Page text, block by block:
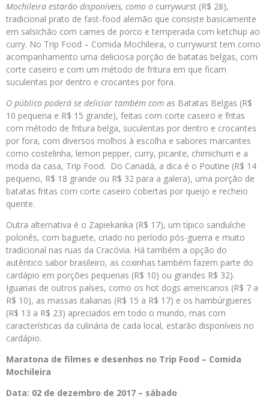
Mochileira estarão disponíveis, como o currywurst (R$ 28),
tradicional prato de fast-food alemão que consiste basicamente
em salsichão com carnes de porco e temperada com ketchup ao
curry. No Trip Food – Comida Mochileira, o currywurst tem como
acompanhamento uma deliciosa porção de batatas belgas, com
corte caseiro e com um método de fritura em que ficam
suculentas por dentro e crocantes por fora.
O público poderá se deliciar também com as Batatas Belgas (R$
10 pequena e R$ 15 grande), feitas com corte caseiro e fritas
com método de fritura belga, suculentas por dentro e crocantes
por fora, com diversos molhos à escolha e sabores marcantes
como costelinha, lemon pepper, curry, picante, chimichurri e a
moda da casa, Trip Food. Do Canadá, a dica é o Poutine (R$ 14
pequeno, R$ 18 grande ou R$ 32 para a galera), uma porção de
batatas fritas com corte caseiro cobertas por queijo e recheio
quente.
Outra alternativa é o Zapiekanka (R$ 17), um típico sanduíche
polonês, com baguete, criado no período pós-guerra e muito
tradicional nas ruas da Cracóvia. Há também a opção do
autêntico sabor brasileiro, as coxinhas também fazem parte do
cardápio em porções pequenas (R$ 10) ou grandes R$ 32).
Iguarias de outros países, como os hot dogs americanos (R$ 7 a
R$ 10), as massas italianas (R$ 15 a R$ 17) e os hambúrgueres
(R$ 13 a R$ 23) apreciados em todo o mundo, mas com
características da culinária de cada local, estarão disponíveis no
cardápio.
Maratona de filmes e desenhos no Trip Food – Comida
Mochileira
Data: 02 de dezembro de 2017 – sábado